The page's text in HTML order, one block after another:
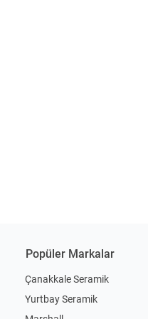
Popüler Markalar
Çanakkale Seramik
Yurtbay Seramik